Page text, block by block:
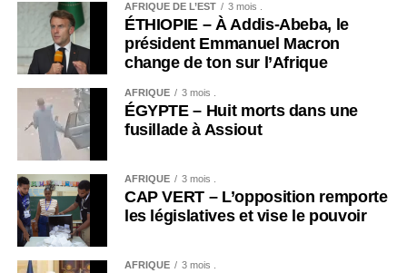
AFRIQUE DE L’EST 3 mois .
ÉTHIOPIE – À Addis-Abeba, le
président Emmanuel Macron
change de ton sur l’Afrique
AFRIQUE 3 mois .
ÉGYPTE – Huit morts dans une
fusillade à Assiout
AFRIQUE 3 mois .
CAP VERT – L’opposition remporte
les législatives et vise le pouvoir
AFRIQUE 3 mois .